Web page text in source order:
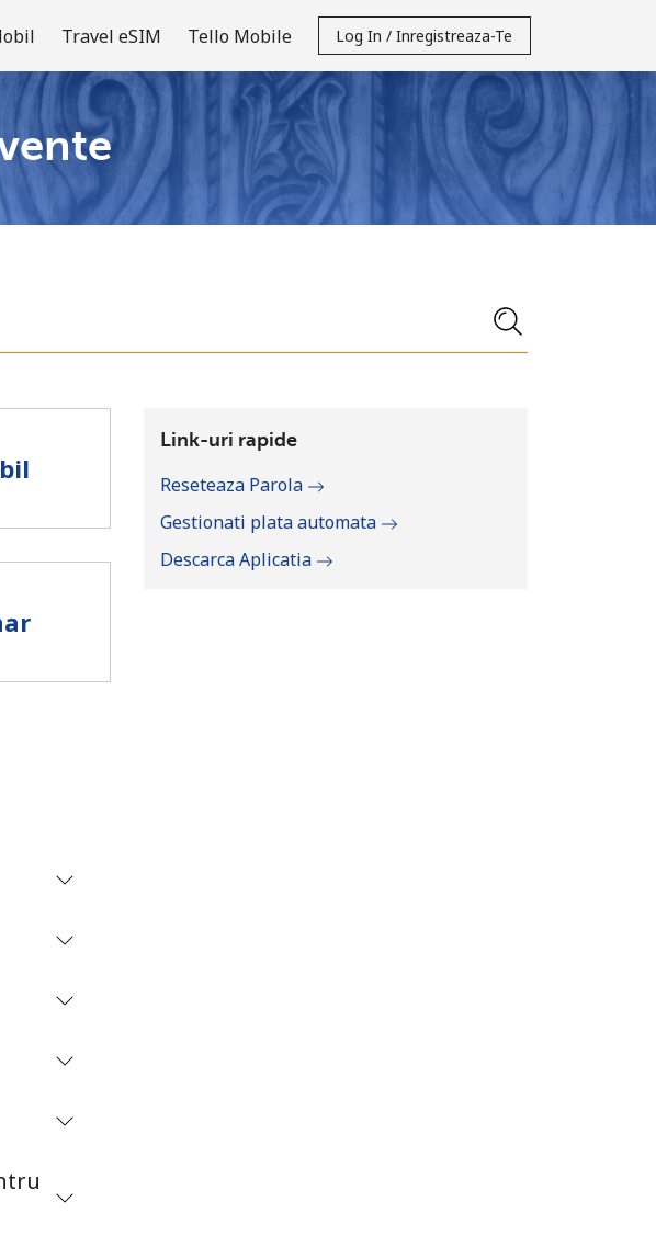
Travel eSIM Tello Mobile Log In / Inregistreaza-Te
toate ofertele
Link-uri rapide
Reseteaza Parola
Gestionati plata automata
Descarca Aplicatia